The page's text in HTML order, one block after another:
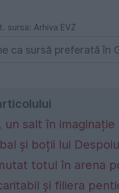
sursa: Arhiva EVZ
ca sursă preferată în
un salt în imaginație
și boții lui Despoiu
totul în arena
și filiera